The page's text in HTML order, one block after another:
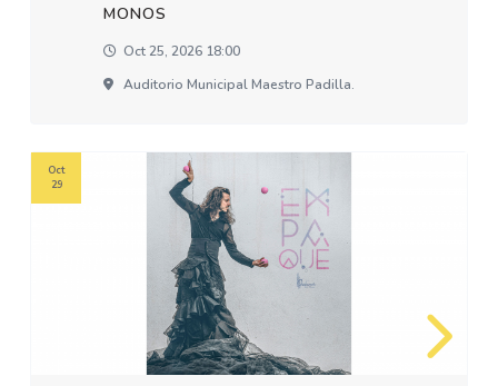
MONOS
Oct 25, 2026 18:00
Auditorio Municipal Maestro Padilla.
Oct
29